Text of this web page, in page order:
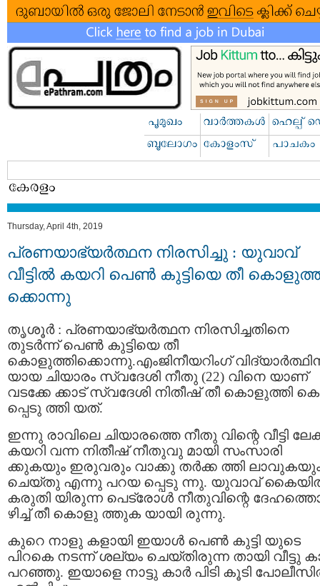
Thursday, April 4th, 2019
പ്രണയാഭ്യര്‍ത്ഥന നിരസിച്ചു : യുവാവ്
വീട്ടില്‍ കയറി പെണ്‍ കുട്ടിയെ തീ
ക്കൊന്നു
തൃശൂര്‍ : പ്രണയാഭ്യര്‍ത്ഥന നിരസിച്ചതിനെ
തുടര്‍ന്ന് പെണ്‍ കുട്ടിയെ തീ
കൊളുത്തിക്കൊന്നു.എംജിനീയറിംഗ്
യായ ചിയാരം സ്വദേശി നീതു (22) വിനെ യാണ്
വടക്കേ ക്കാട്‌ സ്വദേശി നിതീഷ് തീ കൊളുത്തി
പ്പെടു ത്തി യത്.
ഇന്നു രാവിലെ ചിയാരത്തെ നീതു വിന്റെ വീട്ടി
കയറി വന്ന നിതീഷ് നീതുവു മായി സംസാരി
ക്കുകയും ഇരുവരും വാക്കു തര്‍ക്ക ത്തി
ചെയ്തു എന്നു പറയ പ്പെടു ന്നു. യുവാവ്
കരുതി യിരുന്ന പെട്രോള്‍ നീതുവിന്റെ
ഴിച്ച് തീ കൊളു ത്തുക യായി രുന്നു.
കുറെ നാളു കളായി ഇയാള്‍ പെണ്‍ കുട്ടി യുടെ
പിറകെ നടന്ന് ശല്യം ചെയ്തിരുന്ന തായി വീട്ടു
പറഞ്ഞു. ഇയാളെ നാട്ടു കാര്‍ പിടി കൂടി